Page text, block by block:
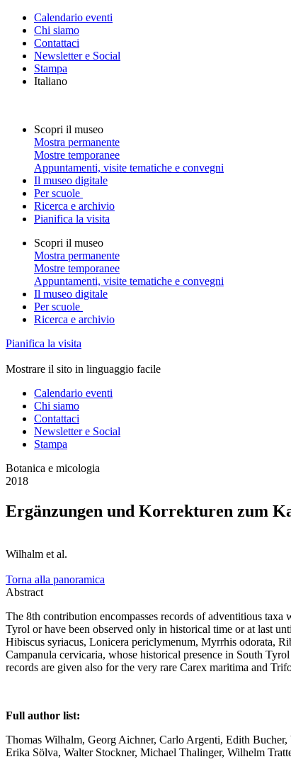
Calendario eventi
Chi siamo
Contattaci
Newsletter e Social
Stampa
Italiano
Scopri il museo
Mostra permanente
Mostre temporanee
Appuntamenti, visite tematiche e convegni
Il museo digitale
Per scuole
Ricerca e archivio
Pianifica la visita
Scopri il museo
Mostra permanente
Mostre temporanee
Appuntamenti, visite tematiche e convegni
Il museo digitale
Per scuole
Ricerca e archivio
Pianifica la visita
Mostrare il sito in linguaggio facile
Calendario eventi
Chi siamo
Contattaci
Newsletter e Social
Stampa
Botanica e micologia
2018
Ergänzungen und Korrekturen zum
Wilhalm et al.
Torna alla panoramica
Abstract
The 8th contribution encompasses records of adventitious
Tyrol or have been observed only in historical time or at last
Hibiscus syriacus, Lonicera periclymenum, Myrrhis odorata,
Campanula cervicaria, whose historical presence in South
records are given also for the very rare Carex maritima and
Full author list:
Thomas Wilhalm, Georg Aichner, Carlo Argenti, Edith
Erika Sölva, Walter Stockner, Michael Thalinger, Wilhelm